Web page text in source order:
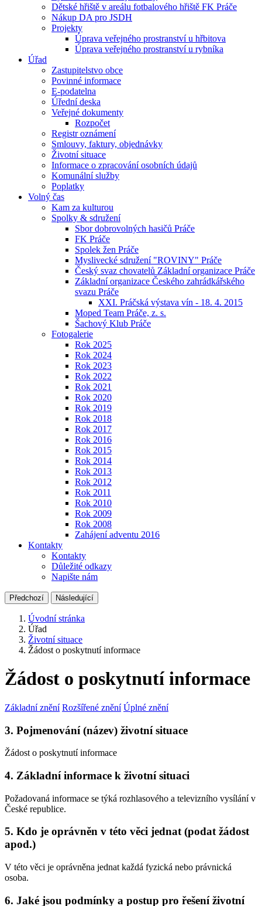
Dětské hřiště v areálu fotbalového hřiště FK Práče
Nákup DA pro JSDH
Projekty
Úprava veřejného prostranství u hřbitova
Úprava veřejného prostranství u rybníka
Úřad
Zastupitelstvo obce
Povinné informace
E-podatelna
Úřední deska
Veřejné dokumenty
Rozpočet
Registr oznámení
Smlouvy, faktury, objednávky
Životní situace
Informace o zpracování osobních údajů
Komunální služby
Poplatky
Volný čas
Kam za kulturou
Spolky & sdružení
Sbor dobrovolných hasičů Práče
FK Práče
Spolek žen Práče
Myslivecké sdružení "ROVINY" Práče
Český svaz chovatelů Základní organizace Práče
Základní organizace Českého zahrádkářského
svazu Práče
XXI. Práčská výstava vín - 18. 4. 2015
Moped Team Práče, z. s.
Šachový Klub Práče
Fotogalerie
Rok 2025
Rok 2024
Rok 2023
Rok 2022
Rok 2021
Rok 2020
Rok 2019
Rok 2018
Rok 2017
Rok 2016
Rok 2015
Rok 2014
Rok 2013
Rok 2012
Rok 2011
Rok 2010
Rok 2009
Rok 2008
Zahájení adventu 2016
Kontakty
Kontakty
Důležité odkazy
Napište nám
Předchozí Následující
Úvodní stránka
Úřad
Životní situace
Žádost o poskytnutí informace
Žádost o poskytnutí informace
Základní znění Rozšířené znění Úplné znění
3. Pojmenování (název) životní situace
Žádost o poskytnutí informace
4. Základní informace k životní situaci
Požadovaná informace se týká rozhlasového a televizního vysílání v
České republice.
5. Kdo je oprávněn v této věci jednat (podat žádost
apod.)
V této věci je oprávněna jednat každá fyzická nebo právnická
osoba.
6. Jaké jsou podmínky a postup pro řešení životní